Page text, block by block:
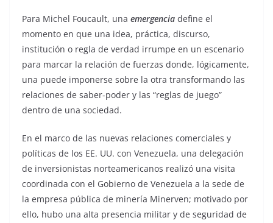
Para Michel Foucault, una emergencia define el
momento en que una idea, práctica, discurso,
institución o regla de verdad irrumpe en un escenario
para marcar la relación de fuerzas donde, lógicamente,
una puede imponerse sobre la otra transformando las
relaciones de saber-poder y las “reglas de juego”
dentro de una sociedad.
En el marco de las nuevas relaciones comerciales y
políticas de los EE. UU. con Venezuela, una delegación
de inversionistas norteamericanos realizó una visita
coordinada con el Gobierno de Venezuela a la sede de
la empresa pública de minería Minerven; motivado por
ello, hubo una alta presencia militar y de seguridad de